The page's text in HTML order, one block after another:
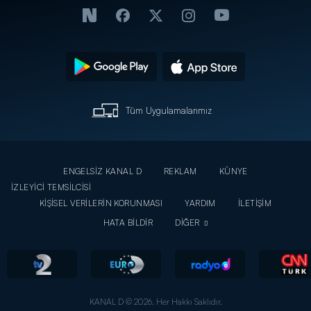
teklif
Tüm Uygulamalarımız
ENGELSİZ KANAL D REKLAM
KÜNYE
İZLEYİCİ TEMSİLCİSİ
KİŞİSEL VERİLERİN KORUNMASI
YARDIM
İLETİŞİM
HATA BİLDİR
DİĞER
KANAL D © 2026. Her Hakkı Saklıdır.